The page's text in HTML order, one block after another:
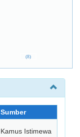
(8)
Sumber
Kamus Istimewa